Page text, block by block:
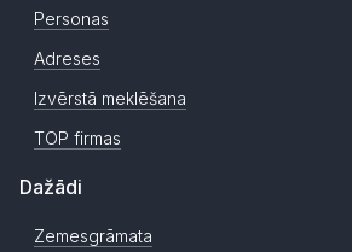
Personas
Adreses
Izvērstā meklēšana
TOP firmas
Dažādi
Zemesgrāmata